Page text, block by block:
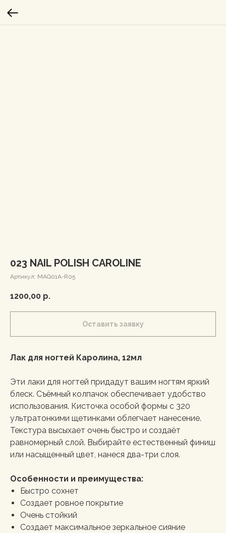
023 NAIL POLISH CAROLINE
Артикул: MAQ01A-R05
1200,00 р.
Оставить заявку
Лак для ногтей Каролина, 12мл
Эти лаки для ногтей придадут вашим ногтям яркий
блеск. Съёмный колпачок обеспечивает удобство
использования. Кисточка особой формы с 320
ультратонкими щетинками облегчает нанесение.
Текстура высыхает очень быстро и создаёт
равномерный слой. Выбирайте естественный финиш
или насыщенный цвет, нанеся два-три слоя.
Особенности и преимущества:
Быстро сохнет
Создает ровное покрытие
Очень стойкий
Создает максимальное зеркальное сияние